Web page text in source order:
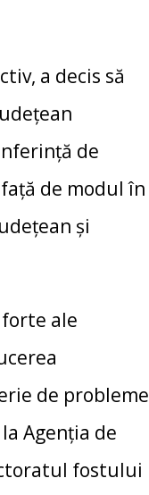
a decis să
de
de modul în
și
ale
de probleme
Agenția de
fostului